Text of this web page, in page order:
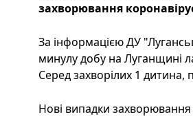
захворювання
За інформацією ДУ
минулу добу на Луганщині
Серед захворілих 1 дитина,
Нові випадки захворювання